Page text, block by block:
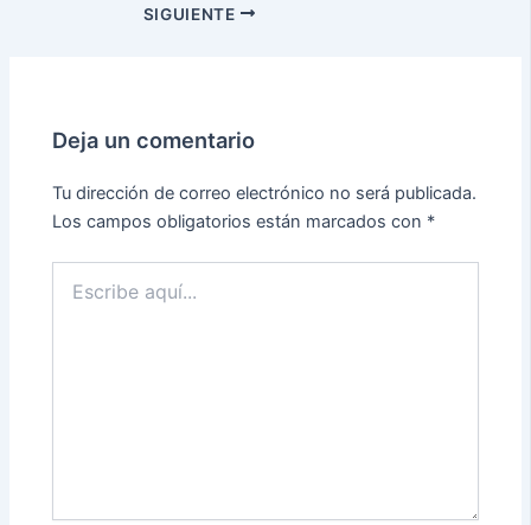
SIGUIENTE
Deja un comentario
Tu dirección de correo electrónico no será publicada.
Los campos obligatorios están marcados con *
aquí...